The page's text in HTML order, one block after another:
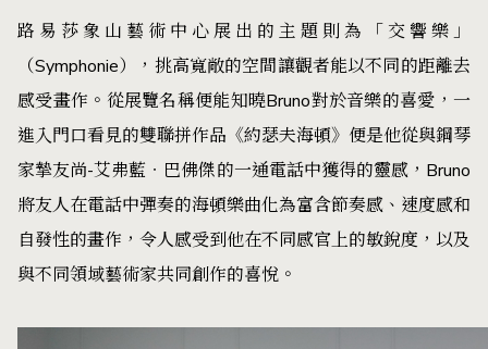
路易莎象山藝術中心展出的主題則為「交響樂」
（Symphonie），挑高寬敞的空間讓觀者能以不同的距離去
感受畫作。從展覽名稱便能知曉Bruno對於音樂的喜愛，一
進入門口看見的雙聯拼作品《約瑟夫海頓》便是他從與鋼琴
家摯友尚-艾弗藍‧巴佛傑的一通電話中獲得的靈感，Bruno
將友人在電話中彈奏的海頓樂曲化為富含節奏感、速度感和
自發性的畫作，令人感受到他在不同感官上的敏銳度，以及
與不同領域藝術家共同創作的喜悅。